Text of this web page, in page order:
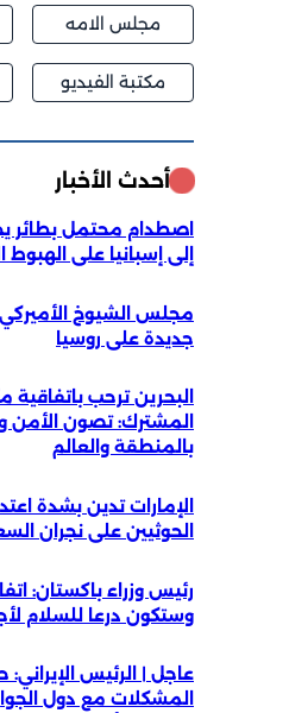
مجلس الامه
مكتبة الفيديو
أحدث الأخبار
اصطدام محتمل بطائر
إلى إسبانيا على الهبوط
مجلس الشيوخ الأميركي
جديدة على روسيا
البحرين ترحب باتفاقية
المشترك: تصون الأمن
بالمنطقة والعالم
الإمارات تدين بشدة
الحوثيين على نجران
رئيس وزراء باكستان:
وستكون درعا للسلام
عاجل | الرئيس الإيراني:
المشكلات مع دول